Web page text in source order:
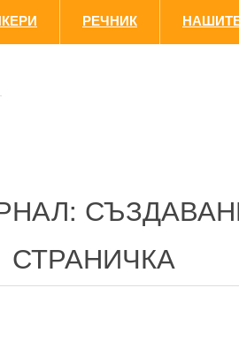
РЕЧНИК
СТРАНИЧКА